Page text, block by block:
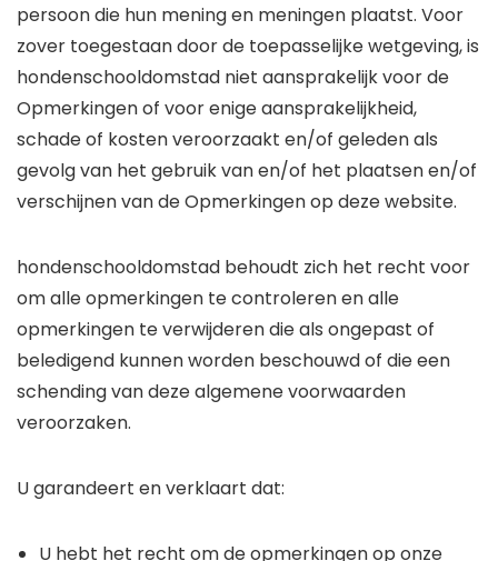
persoon die hun mening en meningen plaatst. Voor
zover toegestaan ​​door de toepasselijke wetgeving, is
hondenschooldomstad niet aansprakelijk voor de
Opmerkingen of voor enige aansprakelijkheid,
schade of kosten veroorzaakt en/of geleden als
gevolg van het gebruik van en/of het plaatsen en/of
verschijnen van de Opmerkingen op deze website.
hondenschooldomstad behoudt zich het recht voor
om alle opmerkingen te controleren en alle
opmerkingen te verwijderen die als ongepast of
beledigend kunnen worden beschouwd of die een
schending van deze algemene voorwaarden
veroorzaken.
U garandeert en verklaart dat:
U hebt het recht om de opmerkingen op onze